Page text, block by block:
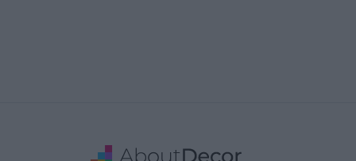
Adres
Dane Firmy